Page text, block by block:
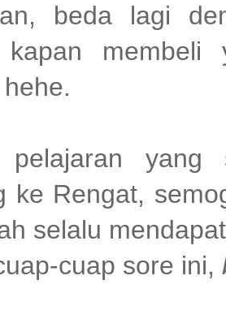
beda lagi
kapan membeli
pelajaran
ke Rengat,
selalu
cuap sore ini,